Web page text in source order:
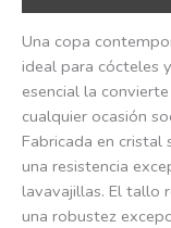
Una copa
ideal para cócteles
esencial la
cualquier ocasión
Fabricada en
una resistencia
lavavajillas. El tallo
una robustez